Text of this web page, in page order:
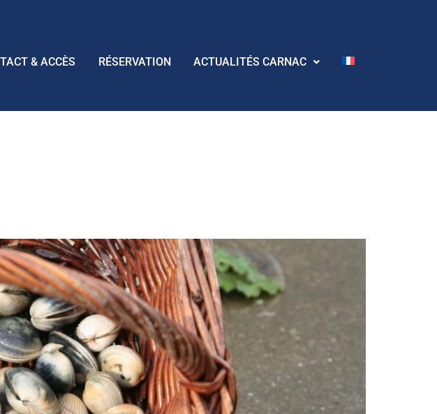
& ACCÈS RÉSERVATION ACTUALITÉS CARNAC